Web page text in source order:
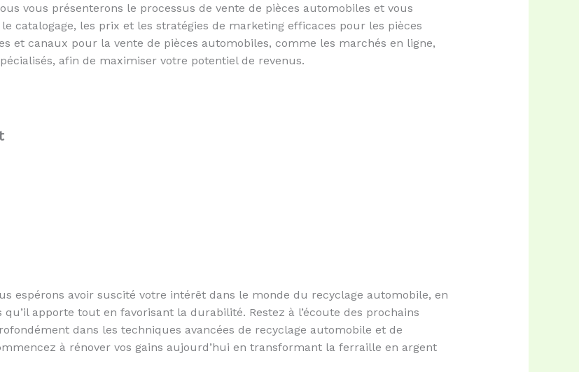
vous présenterons le processus de vente de pièces automobiles et vous
catalogage, les prix et les stratégies de marketing efficaces pour les pièces
et canaux pour la vente de pièces automobiles, comme les marchés en ligne,
afin de maximiser votre potentiel de revenus.
espérons avoir suscité votre intérêt dans le monde du recyclage automobile, en
apporte tout en favorisant la durabilité. Restez à l’écoute des prochains
dans les techniques avancées de recyclage automobile et de
à rénover vos gains aujourd’hui en transformant la ferraille en argent